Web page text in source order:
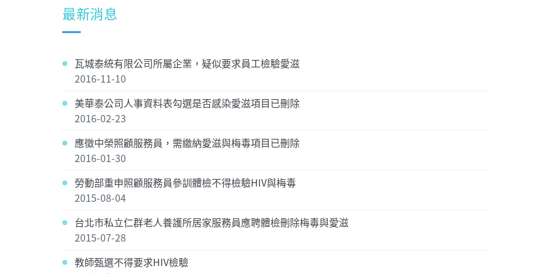
最新消息
瓦城泰統有限公司所屬企業，疑似要求員工檢驗愛滋
2016-11-10
美華泰公司人事資料表勾選是否感染愛滋項目已刪除
2016-02-23
應徵中榮照顧服務員，需繳納愛滋與梅毒項目已刪除
2016-01-30
勞動部重申照顧服務員參訓體檢不得檢驗HIV與梅毒
2015-08-04
台北市私立仁群老人養護所居家服務員應聘體檢刪除梅毒與愛滋
2015-07-28
教師甄選不得要求HIV檢驗